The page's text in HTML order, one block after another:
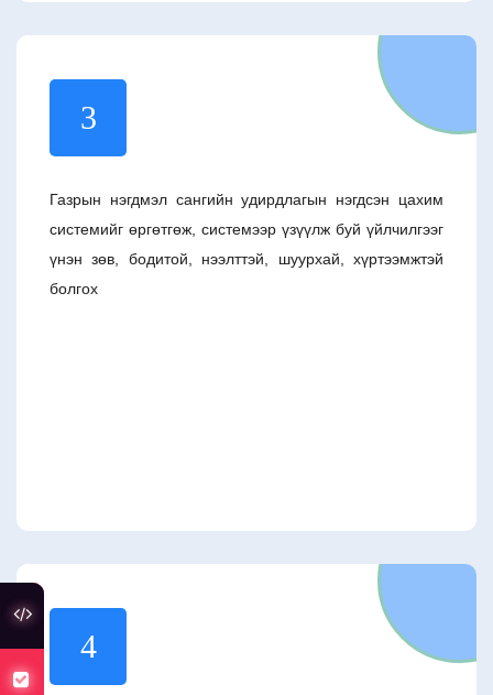
3
Газрын нэгдмэл сангийн удирдлагын нэгдсэн цахим
системийг өргөтгөж, системээр үзүүлж буй үйлчилгээг
үнэн зөв, бодитой, нээлттэй, шуурхай, хүртээмжтэй
болгох
4
туслах холбоос
хуулийн төсөлд санал авч байна